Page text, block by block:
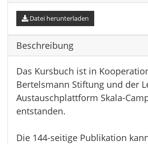
Datei herunterladen
Beschreibung
Das Kursbuch ist in
Bertelsmann Stiftung und der
Austauschplattform Skala-
entstanden.
Die 144-seitige Publikation